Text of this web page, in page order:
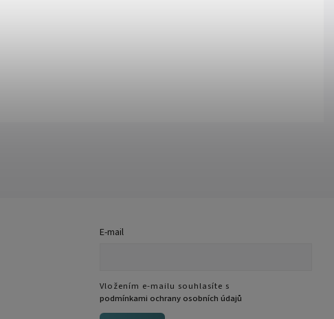
E-mail
Vložením e-mailu souhlasíte s
podmínkami ochrany osobních údajů